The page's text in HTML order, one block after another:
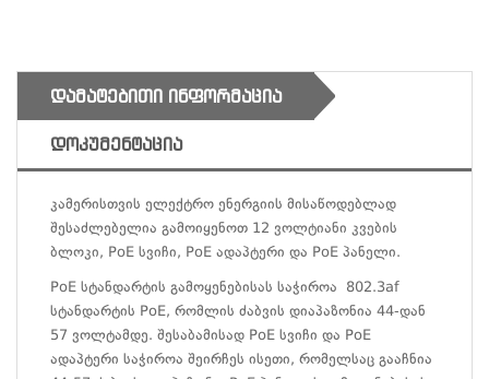
ᲓᲐᲛᲐᲢᲔᲑᲘᲗᲘ ᲘᲜᲤᲝᲠᲛᲐᲪᲘᲐ
ᲓᲝᲙᲣᲛᲔᲜᲢᲐᲪᲘᲐ
კამერისთვის ელექტრო ენერგიის მისაწოდებლად
შესაძლებელია გამოიყენოთ 12 ვოლტიანი კვების
ბლოკი, PoE სვიჩი, PoE ადაპტერი და PoE პანელი.
PoE სტანდარტის გამოყენებისას საჭიროა 802.3af
სტანდარტის PoE, რომლის ძაბვის დიაპაზონია 44-დან
57 ვოლტამდე. შესაბამისად PoE სვიჩი და PoE
ადაპტერი საჭიროა შეირჩეს ისეთი, რომელსაც გააჩნია